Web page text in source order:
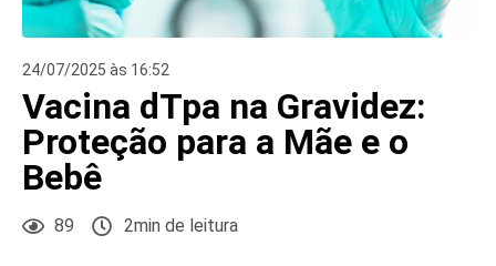
24/07/2025 às 16:52
Vacina dTpa na Gravidez:
Proteção para a Mãe e o
Bebê
89 2min de leitura